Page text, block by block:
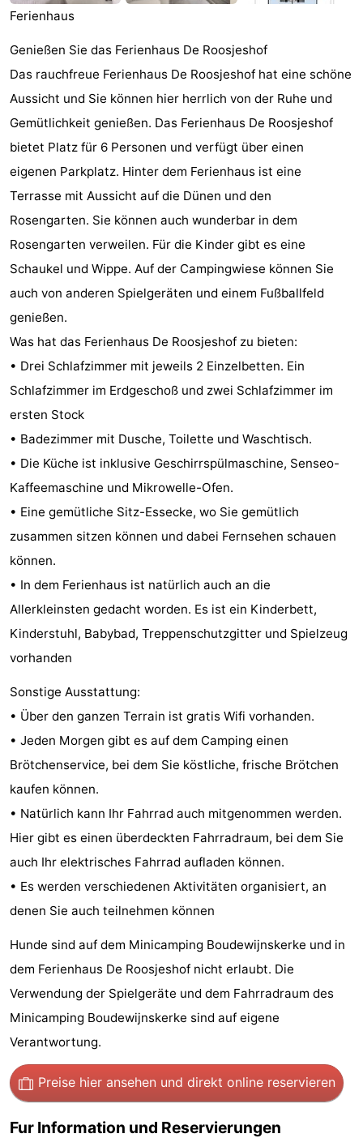
Joossesweg
-
Kustlicht
-
Meerpaal
-
Strandcamping
Valkenisse
-
Zee,
Bos
en
Duin
Hotels
Zimmer
(mit
Frühstück)
Lastminutes
Strand
Sehen
&
tun
-
Museen
-
Galerien
-
Denkmäler
-
Kirchen
-
Leuchtturme
-
Aussichtspunkte
Attraktionen
-
Spielplätze
-
Spielplätze
Bowling
Wellness-
Zentren
Dörfer
&
Städte
Natur
Führungen
Sport
Radfahren
-
Reiten
-
Golfplatze
-
Ferienhaus
Genießen Sie das Ferienhaus De Roosjeshof
Das rauchfreue Ferienhaus De Roosjeshof hat eine schöne
Aussicht und Sie können hier herrlich von der Ruhe und
Gemütlichkeit genießen. Das Ferienhaus De Roosjeshof
bietet Platz für 6 Personen und verfügt über einen
eigenen Parkplatz. Hinter dem Ferienhaus ist eine
Terrasse mit Aussicht auf die Dünen und den
Rosengarten. Sie können auch wunderbar in dem
Rosengarten verweilen. Für die Kinder gibt es eine
Schaukel und Wippe. Auf der Campingwiese können Sie
auch von anderen Spielgeräten und einem Fußballfeld
genießen.
Was hat das Ferienhaus De Roosjeshof zu bieten:
• Drei Schlafzimmer mit jeweils 2 Einzelbetten. Ein
Schlafzimmer im Erdgeschoß und zwei Schlafzimmer im
ersten Stock
• Badezimmer mit Dusche, Toilette und Waschtisch.
• Die Küche ist inklusive Geschirrspülmaschine, Senseo-
Kaffeemaschine und Mikrowelle-Ofen.
• Eine gemütliche Sitz-Essecke, wo Sie gemütlich
zusammen sitzen können und dabei Fernsehen schauen
können.
• In dem Ferienhaus ist natürlich auch an die
Allerkleinsten gedacht worden. Es ist ein Kinderbett,
Kinderstuhl, Babybad, Treppenschutzgitter und Spielzeug
vorhanden
Sonstige Ausstattung:
• Über den ganzen Terrain ist gratis Wifi vorhanden.
• Jeden Morgen gibt es auf dem Camping einen
Brötchenservice, bei dem Sie köstliche, frische Brötchen
kaufen können.
• Natürlich kann Ihr Fahrrad auch mitgenommen werden.
Hier gibt es einen überdeckten Fahrradraum, bei dem Sie
auch Ihr elektrisches Fahrrad aufladen können.
• Es werden verschiedenen Aktivitäten organisiert, an
denen Sie auch teilnehmen können
Hunde sind auf dem Minicamping Boudewijnskerke und in
dem Ferienhaus De Roosjeshof nicht erlaubt. Die
Verwendung der Spielgeräte und dem Fahrradraum des
Minicamping Boudewijnskerke sind auf eigene
Verantwortung.
Preise hier ansehen und direkt online reservieren
Fur Information und Reservierungen